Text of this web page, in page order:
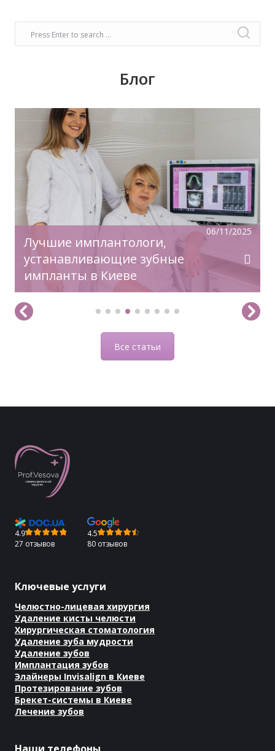
Блог
06/11/2025
Лучшие имплантологи,
устанавливающие зубные
импланты в Киеве
Время задуматься о волшебном платье,
прическе, макияже. Позаботьтесь о вашей
улыбке, которая придаст вашему образу
чувство комфорта и уверенности!
Все статьи
4.9
27 отзывов
4.5
80 отзывов
Ключевые услуги
Челюстно-лицевая хирургия
Удаление кисты челюсти
Хирургическая стоматология
Удаление зуба мудрости
Удаление зубов
Имплантация зубов
Элайнеры Invisalign в Киеве
Протезирование зубов
Брекет-системы в Киеве
Лечение зубов